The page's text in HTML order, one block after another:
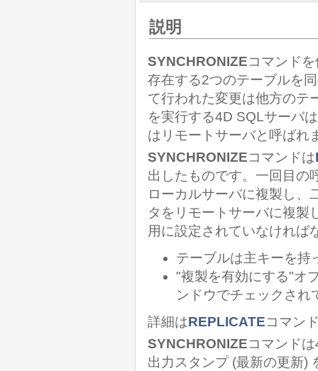
説明
SYNCHRONIZEコマンド
存在する2つのテーブルを
て行われた変更は他方のテ
を実行する4D SQLサーバ
はリモートサーバと呼ばれ
SYNCHRONIZEコマンドは
出したものです。一回目の
ローカルサーバに複製し、
タをリモートサーバに複製
用に設定されていなければ
テーブルは主キーを持
"複製を有効にする"オ
ンドウでチェックされ
詳細はREPLICATEコマン
SYNCHRONIZEコマンド
出力スタンプ (最新の更新)